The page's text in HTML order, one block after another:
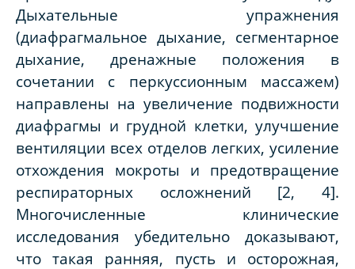
Дыхательные упражнения
(диафрагмальное дыхание, сегментарное
дыхание, дренажные положения в
сочетании с перкуссионным массажем)
направлены на увеличение подвижности
диафрагмы и грудной клетки, улучшение
вентиляции всех отделов легких, усиление
отхождения мокроты и предотвращение
респираторных осложнений [2, 4].
Многочисленные клинические
исследования убедительно доказывают,
что такая ранняя, пусть и осторожная,